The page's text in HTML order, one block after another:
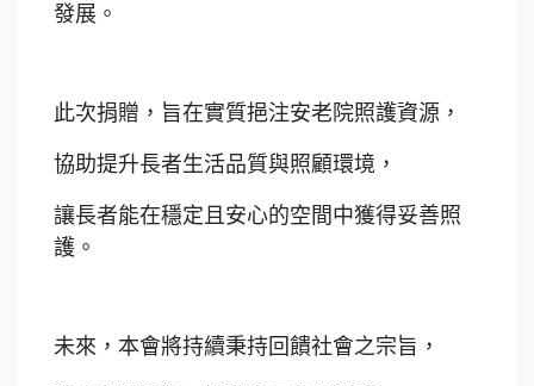
發展。
此次捐贈，旨在實質挹注安老院照護資源，
協助提升長者生活品質與照顧環境，
讓長者能在穩定且安心的空間中獲得妥善照
護。
未來，本會將持續秉持回饋社會之宗旨，